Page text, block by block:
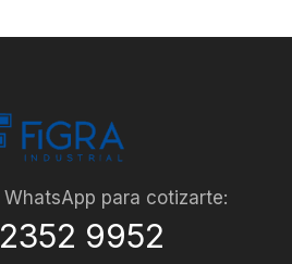
WhatsApp para cotizarte:
9952